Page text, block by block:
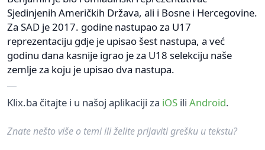
Sjedinjenih Američkih Država, ali i Bosne i Hercegovine.
Za SAD je 2017. godine nastupao za U17
reprezentaciju gdje je upisao šest nastupa, a već
godinu dana kasnije igrao je za U18 selekciju naše
zemlje za koju je upisao dva nastupa.
Klix.ba čitajte i u našoj aplikaciji za iOS ili Android.
Znate nešto više o temi ili želite prijaviti grešku u tekstu?